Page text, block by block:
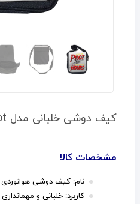
کیف دوشی خلبانی مدل Shilld pilot
مشخصات کالا
نام: کیف دوشی هوانوردی
کاربرد: خلبانی و مهمانداری